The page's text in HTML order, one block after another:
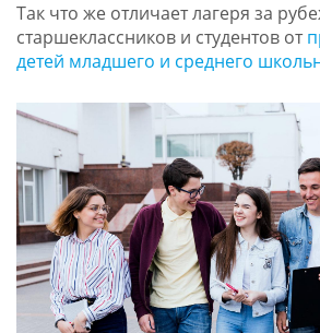
Так что же отличает лагеря за
старшеклассников и студентов от
детей младшего и среднего